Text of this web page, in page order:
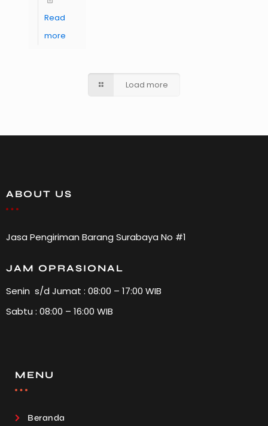
Read
more
Load more
ABOUT US
Jasa Pengiriman Barang Surabaya No #1
JAM OPRASIONAL
Senin s/d Jumat : 08:00 – 17:00 WIB
Sabtu : 08:00 – 16:00 WIB
MENU
Beranda